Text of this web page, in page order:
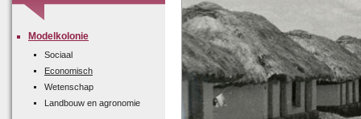
Modelkolonie
Sociaal
Economisch
Wetenschap
Landbouw en agronomie